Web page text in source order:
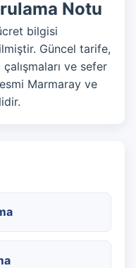
Notu
bilgisi
Güncel tarife,
ve sefer
Marmaray ve